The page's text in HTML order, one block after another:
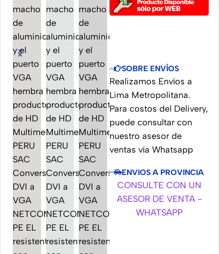
SOBRE ENVÍOS
Realizamos Envíos a
Lima Metropolitana.
Para costos del Delivery,
puede consultar con
nuestro asesor de
ventas vía Whatsapp
ENVIOS A PROVINCIA
CONSULTE CON UN
ASESOR DE VENTA -
WHATSAPP